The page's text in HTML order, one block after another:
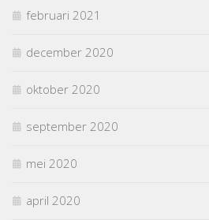
februari 2021
december 2020
oktober 2020
september 2020
mei 2020
april 2020